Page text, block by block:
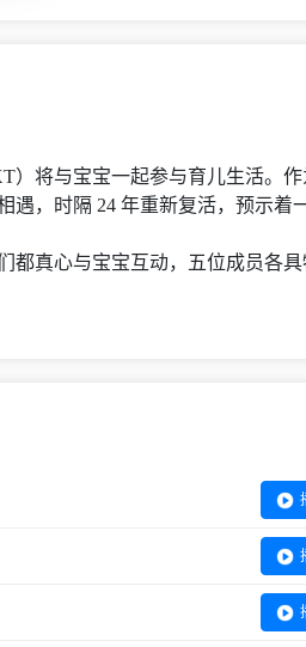
将与宝宝一起参与育儿生活。作
遇，时隔 24 年重新复活，预示着
真心与宝宝互动，五位成员各具